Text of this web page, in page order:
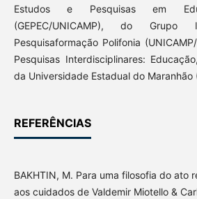
Estudos e Pesquisas em
(GEPEC/UNICAMP), do Grupo
Pesquisaformação Polifonia
Pesquisas Interdisciplinares:
da Universidade Estadual do Maranhão
REFERÊNCIAS
BAKHTIN, M. Para uma filosofia do ato
aos cuidados de Valdemir Miotello &